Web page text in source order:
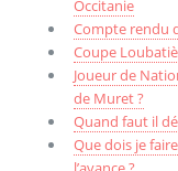
Occitanie
Compte rendu
Coupe
Joueur de
de Muret ?
Quand faut il
Que dois je